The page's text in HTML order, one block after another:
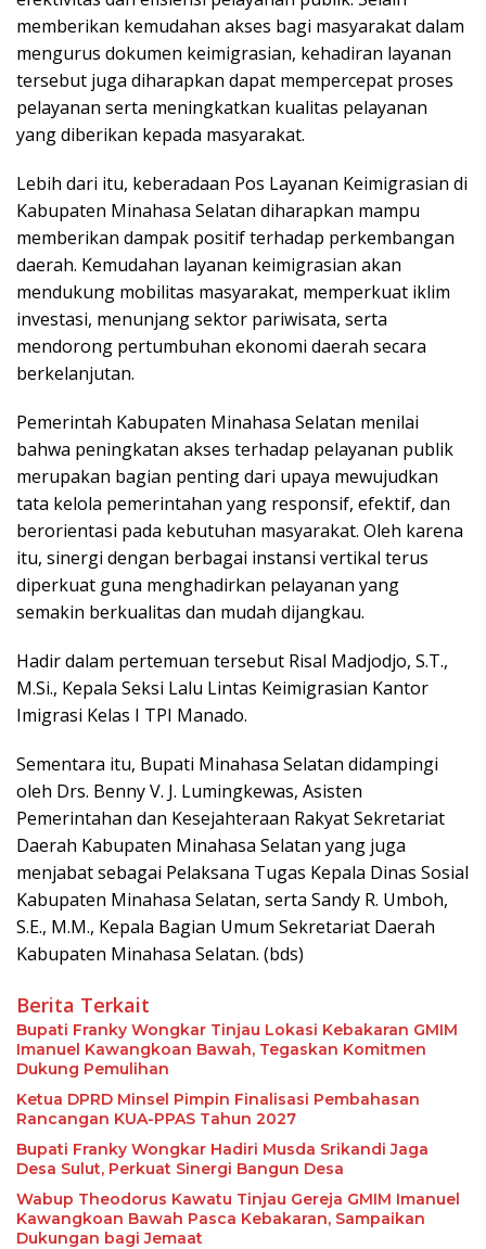
memberikan kemudahan akses bagi masyarakat dalam
mengurus dokumen keimigrasian, kehadiran layanan
tersebut juga diharapkan dapat mempercepat proses
pelayanan serta meningkatkan kualitas pelayanan
yang diberikan kepada masyarakat.
Lebih dari itu, keberadaan Pos Layanan Keimigrasian di
Kabupaten Minahasa Selatan diharapkan mampu
memberikan dampak positif terhadap perkembangan
daerah. Kemudahan layanan keimigrasian akan
mendukung mobilitas masyarakat, memperkuat iklim
investasi, menunjang sektor pariwisata, serta
mendorong pertumbuhan ekonomi daerah secara
berkelanjutan.
Pemerintah Kabupaten Minahasa Selatan menilai
bahwa peningkatan akses terhadap pelayanan publik
merupakan bagian penting dari upaya mewujudkan
tata kelola pemerintahan yang responsif, efektif, dan
berorientasi pada kebutuhan masyarakat. Oleh karena
itu, sinergi dengan berbagai instansi vertikal terus
diperkuat guna menghadirkan pelayanan yang
semakin berkualitas dan mudah dijangkau.
Hadir dalam pertemuan tersebut Risal Madjodjo, S.T.,
M.Si., Kepala Seksi Lalu Lintas Keimigrasian Kantor
Imigrasi Kelas I TPI Manado.
Sementara itu, Bupati Minahasa Selatan didampingi
oleh Drs. Benny V. J. Lumingkewas, Asisten
Pemerintahan dan Kesejahteraan Rakyat Sekretariat
Daerah Kabupaten Minahasa Selatan yang juga
menjabat sebagai Pelaksana Tugas Kepala Dinas Sosial
Kabupaten Minahasa Selatan, serta Sandy R. Umboh,
S.E., M.M., Kepala Bagian Umum Sekretariat Daerah
Kabupaten Minahasa Selatan. (bds)
Berita Terkait
Bupati Franky Wongkar Tinjau Lokasi Kebakaran GMIM
Imanuel Kawangkoan Bawah, Tegaskan Komitmen
Dukung Pemulihan
Ketua DPRD Minsel Pimpin Finalisasi Pembahasan
Rancangan KUA-PPAS Tahun 2027
Bupati Franky Wongkar Hadiri Musda Srikandi Jaga
Desa Sulut, Perkuat Sinergi Bangun Desa
Wabup Theodorus Kawatu Tinjau Gereja GMIM Imanuel
Kawangkoan Bawah Pasca Kebakaran, Sampaikan
Dukungan bagi Jemaat